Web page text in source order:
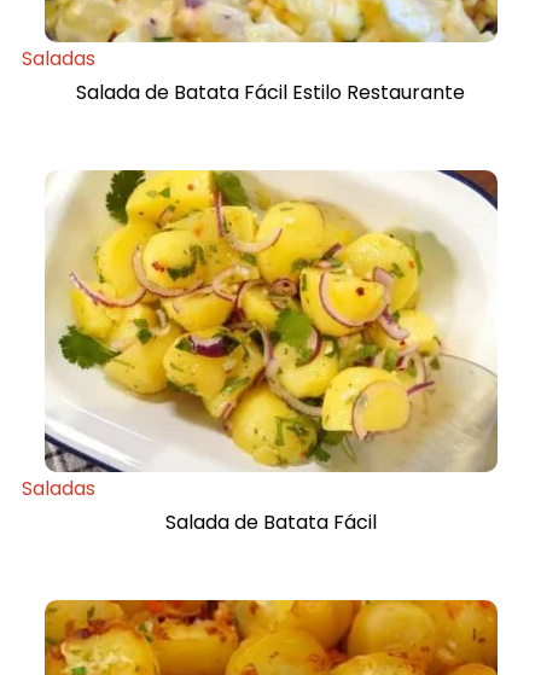
Saladas
Salada de Batata Fácil Estilo Restaurante
Saladas
Salada de Batata Fácil